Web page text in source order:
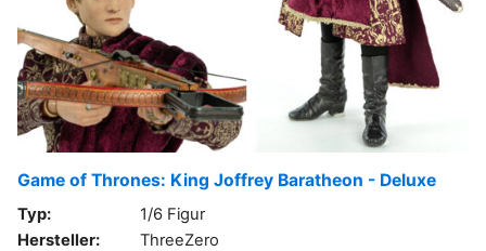
Game of Thrones: King Joffrey Baratheon - Deluxe
Typ:
1/6 Figur
Hersteller:
ThreeZero